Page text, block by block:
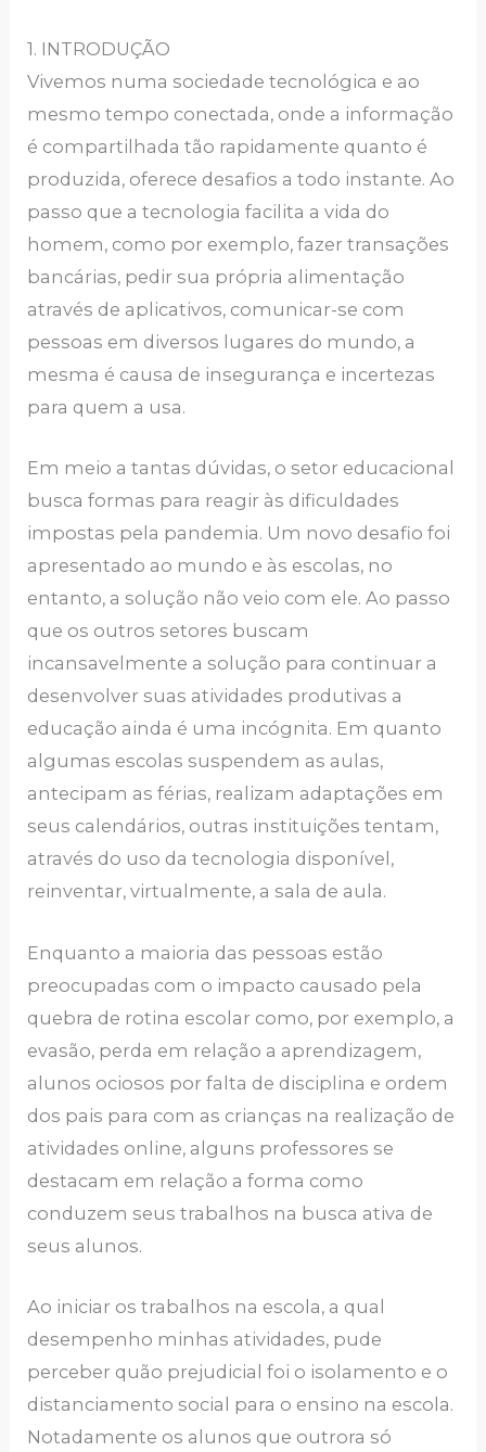
1. INTRODUÇÃO
Vivemos numa sociedade tecnológica e ao
mesmo tempo conectada, onde a informação
é compartilhada tão rapidamente quanto é
produzida, oferece desafios a todo instante. Ao
passo que a tecnologia facilita a vida do
homem, como por exemplo, fazer transações
bancárias, pedir sua própria alimentação
através de aplicativos, comunicar-se com
pessoas em diversos lugares do mundo, a
mesma é causa de insegurança e incertezas
para quem a usa.
Em meio a tantas dúvidas, o setor educacional
busca formas para reagir às dificuldades
impostas pela pandemia. Um novo desafio foi
apresentado ao mundo e às escolas, no
entanto, a solução não veio com ele. Ao passo
que os outros setores buscam
incansavelmente a solução para continuar a
desenvolver suas atividades produtivas a
educação ainda é uma incógnita. Em quanto
algumas escolas suspendem as aulas,
antecipam as férias, realizam adaptações em
seus calendários, outras instituições tentam,
através do uso da tecnologia disponível,
reinventar, virtualmente, a sala de aula.
Enquanto a maioria das pessoas estão
preocupadas com o impacto causado pela
quebra de rotina escolar como, por exemplo, a
evasão, perda em relação a aprendizagem,
alunos ociosos por falta de disciplina e ordem
dos pais para com as crianças na realização de
atividades online, alguns professores se
destacam em relação a forma como
conduzem seus trabalhos na busca ativa de
seus alunos.
Ao iniciar os trabalhos na escola, a qual
desempenho minhas atividades, pude
perceber quão prejudicial foi o isolamento e o
distanciamento social para o ensino na escola.
Notadamente os alunos que outrora só